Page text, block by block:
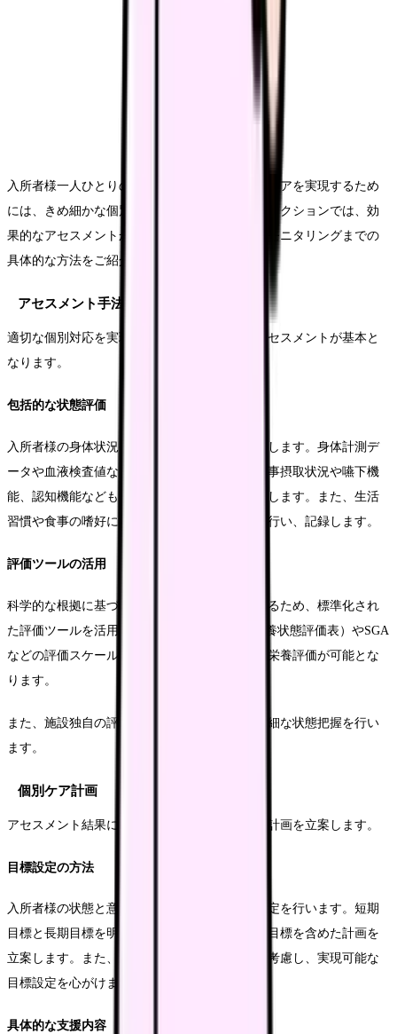
入所者様一人ひとりの状態や嗜好に応じた栄養ケアを実現するため
には、きめ細かな個別対応が欠かせません。本セクションでは、効
果的なアセスメントから個別ケア計画の立案、モニタリングまでの
具体的な方法をご紹介します。
アセスメント手法
適切な個別対応を実現するためには、正確なアセスメントが基本と
なります。
包括的な状態評価
入所者様の身体状況や栄養状態を総合的に評価します。身体計測デ
ータや血液検査値などの客観的指標に加え、食事摂取状況や嚥下機
能、認知機能なども含めた包括的な評価を実施します。また、生活
習慣や食事の嗜好についても丁寧に聞き取りを行い、記録します。
評価ツールの活用
科学的な根拠に基づいたアセスメントを実現するため、標準化され
た評価ツールを活用します。MNA-SF（簡易栄養状態評価表）やSGA
などの評価スケールを用いることで、客観的な栄養評価が可能とな
ります。
また、施設独自の評価シートを作成し、より詳細な状態把握を行い
ます。
個別ケア計画
アセスメント結果に基づき、具体的な個別ケア計画を立案します。
目標設定の方法
入所者様の状態と意向を考慮した適切な目標設定を行います。短期
目標と長期目標を明確に区別し、具体的な数値目標を含めた計画を
立案します。また、本人や家族の希望も十分に考慮し、実現可能な
目標設定を心がけます。
具体的な支援内容